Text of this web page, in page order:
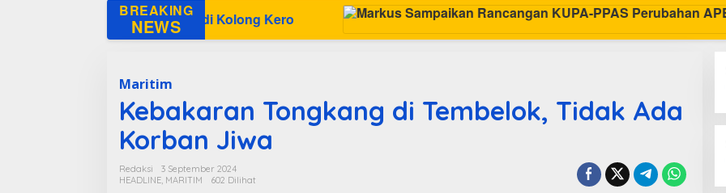
BREAKING
NEWS
Buaya di Kolong Kero
Maritim
Kebakaran Tongkang di Tembelok, Tidak Ada
Korban Jiwa
Redaksi
3 September 2024
HEADLINE, MARITIM 602 Dilihat